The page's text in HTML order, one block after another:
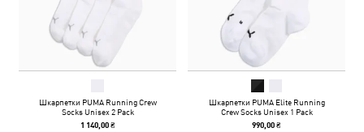
Шкарпетки PUMA Running Crew
Socks Unisex 2 Pack
1 140,00 ₴
Шкарпетки PUMA Elite Running
Crew Socks Unisex 1 Pack
990,00 ₴